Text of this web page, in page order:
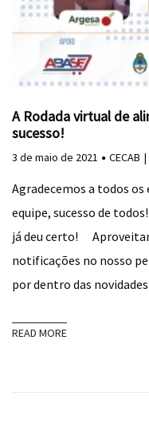
A Rodada virtual de
sucesso!
3 de maio de 2021 CECAB
Agradecemos a todos
equipe, sucesso de
já deu certo! ⠀
notificações no nosso
por dentro das novidades
READ MORE